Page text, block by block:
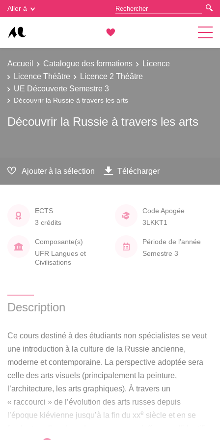
Aller à
Accueil Catalogue des formations
Licence
Licence Théâtre
Licence 2 Théâtre
UE Découverte Semestre 3
Découvrir la Russie à travers les arts
Découvrir la Russie à travers les arts
Ajouter à la sélection Télécharger
ECTS
3 crédits
Code Apogée
3LKKT1
Composante(s)
UFR Langues et
Civilisations
Période de l'année
Semestre 3
Description
Ce cours destiné à des étudiants non spécialistes se veut
une introduction à la culture de la Russie ancienne,
moderne et contemporaine. La perspective adoptée sera
celle des arts visuels (principalement la peinture,
l’architecture, les arts graphiques). À travers un
« raccourci » de l’évolution des arts russes depuis
l’époque kiévienne jusqu’à la fin du xxe siècle et en se
Gestion des cookies